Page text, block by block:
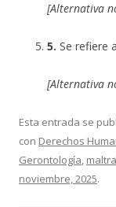
[Alternativa
5. Se refiere
[Alternativa
Esta entrada se
con Derechos
Gerontología,
noviembre, 2025.